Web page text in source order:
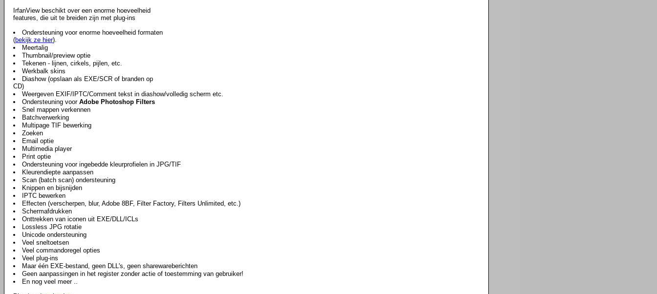
IrfanView beschikt over een enorme hoeveelheid
features, die uit te breiden zijn met plug-ins
Ondersteuning voor enorme hoeveelheid formaten
(bekijk ze hier).
Meertalig
Thumbnail/preview optie
Tekenen - lijnen, cirkels, pijlen, etc.
Werkbalk skins
Diashow (opslaan als EXE/SCR of branden op
CD)
Weergeven EXIF/IPTC/Comment tekst in diashow/volledig scherm etc.
Ondersteuning voor Adobe Photoshop Filters
Snel mappen verkennen
Batchverwerking
Multipage TIF bewerking
Zoeken
Email optie
Multimedia player
Print optie
Ondersteuning voor ingebedde kleurprofielen in JPG/TIF
Kleurendiepte aanpassen
Scan (batch scan) ondersteuning
Knippen en bijsnijden
IPTC bewerken
Effecten (verscherpen, blur, Adobe 8BF, Filter Factory, Filters Unlimited, etc.)
Schermafdrukken
Onttrekken van iconen uit EXE/DLL/ICLs
Lossless JPG rotatie
Unicode ondersteuning
Veel sneltoetsen
Veel commandoregel opties
Veel plug-ins
Maar één EXE-bestand, geen DLL's, geen sharewareberichten
Geen aanpassingen in het register zonder actie of toestemming van gebruiker!
En nog veel meer ..